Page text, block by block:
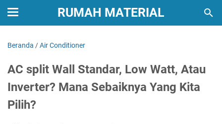
RUMAH MATERIAL
Beranda /Air Conditioner
AC split Wall Standar, Low Watt, Atau
Inverter? Mana Sebaiknya Yang Kita
Pilih?